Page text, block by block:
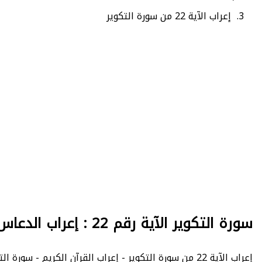
إعراب الآية 22 من سورة التكوير
سورة التكوير الآية رقم 22 : إعراب الدعاس
إعراب الآية 22 من سورة التكوير - إعراب القرآن الكريم - سورة التكوير : عدد الآيات 29 - - الصفحة 586 - الجزء 30.